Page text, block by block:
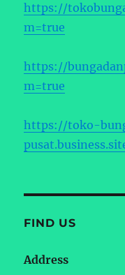
https://
m=true
https://
m=true
https://toko-
FIND US
Address